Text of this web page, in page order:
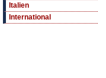
Italien
International